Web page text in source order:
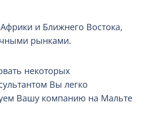
и Ближнего Востока,
рынками.
некоторых
Вы легко
Вашу компанию на Мальте